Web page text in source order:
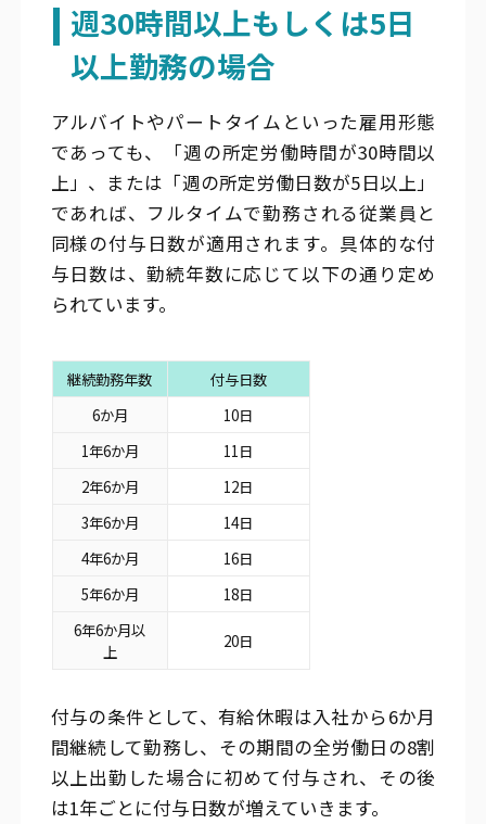
週30時間以上もしくは5日
以上勤務の場合
アルバイトやパートタイムといった雇用形態
であっても、「週の所定労働時間が30時間以
上」、または「週の所定労働日数が5日以上」
であれば、フルタイムで勤務される従業員と
同様の付与日数が適用されます。具体的な付
与日数は、勤続年数に応じて以下の通り定め
られています。
継続勤務年数
付与日数
6か月
10日
1年6か月
11日
2年6か月
12日
3年6か月
14日
4年6か月
16日
5年6か月
18日
6年6か月以
上
20日
付与の条件として、有給休暇は入社から6か月
間継続して勤務し、その期間の全労働日の8割
以上出勤した場合に初めて付与され、その後
は1年ごとに付与日数が増えていきます。